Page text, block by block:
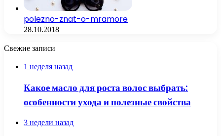
polezno-znat-o-mramore
28.10.2018
Свежие записи
1 неделя назад
Какое масло для роста волос выбрать:
особенности ухода и полезные свойства
3 недели назад